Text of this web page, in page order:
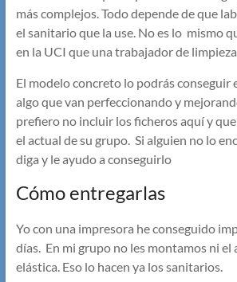
más complejos. Todo depende de que
el sanitario que la use. No es lo mismo
en la UCI que una trabajador de
El modelo concreto lo podrás conseguir
algo que van perfeccionando y
prefiero no incluir los ficheros aquí y
el actual de su grupo. Si alguien no lo
diga y le ayudo a conseguirlo
Cómo entregarlas
Yo con una impresora he conseguido
días. En mi grupo no les montamos ni el
elástica. Eso lo hacen ya los sanitarios.